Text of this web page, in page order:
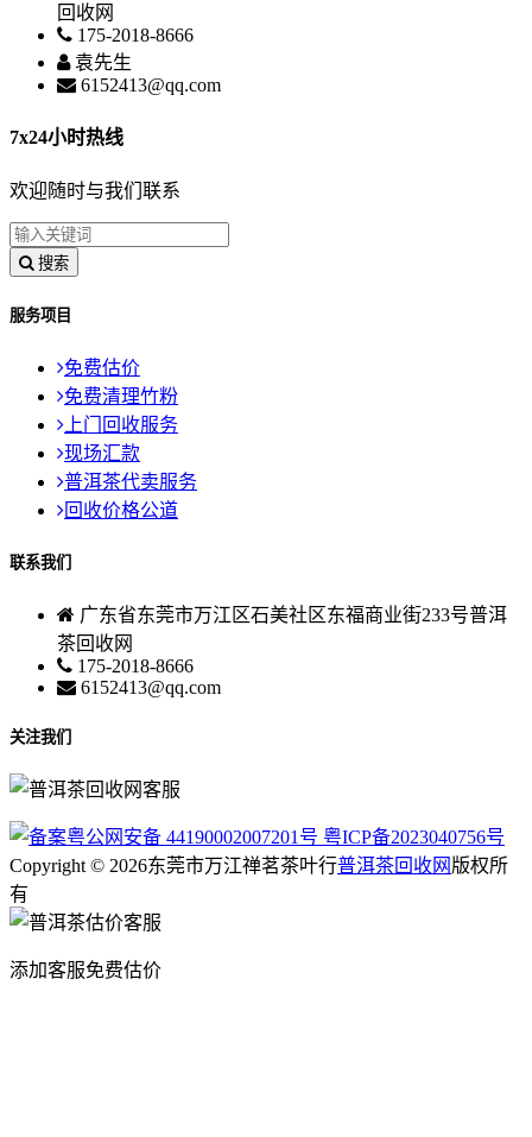
回收网
175-2018-8666
袁先生
6152413@qq.com
7x24小时热线
欢迎随时与我们联系
搜索
服务项目
免费估价
免费清理竹粉
上门回收服务
现场汇款
普洱茶代卖服务
回收价格公道
联系我们
广东省东莞市万江区石美社区东福商业街233号普洱
茶回收网
175-2018-8666
6152413@qq.com
关注我们
粤公网安备 44190002007201号 粤ICP备2023040756号
Copyright © 2026东莞市万江禅茗茶叶行普洱茶回收网 版权所
有
添加客服免费估价